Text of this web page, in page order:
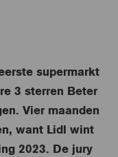
supermarkt
3 sterren Beter
Vier maanden
want Lidl wint
2023. De jury